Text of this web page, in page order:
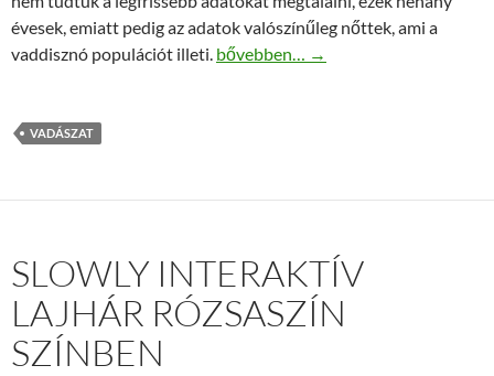
évesek, emiatt pedig az adatok valószínűleg nőttek, ami a
vaddisznó populációt illeti. Vaddisznó vadászat a legnagyobb
bővebben… →
VADÁSZAT
SLOWLY INTERAKTÍV
LAJHÁR RÓZSASZÍN
SZÍNBEN